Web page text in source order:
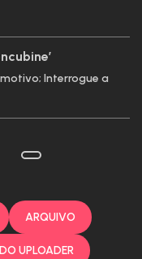
Interrogue a
ARQUIVO
UPLOADER